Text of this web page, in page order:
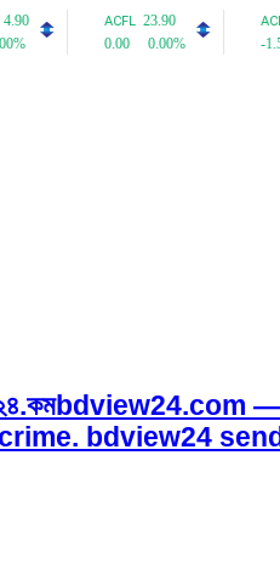
bdview24.com —
bdview24